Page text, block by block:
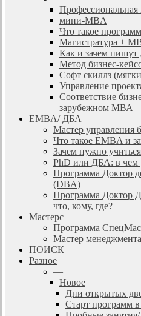
Профессиональная
мини-MBA
Что такое
Магистратура +
Как и зачем
Метод бизнес-
Софт скиллз
Управление
Соответствие
зарубежном МВА
EMBA/ ДБA
Мастер управления
Что такое EMBA и
Зачем нужно
PhD или ДБА: в чем
Программа Доктор
(DBА)
Программа Доктор
что, кому, где?
Мастерс
Программа
Мастер
ПОИСК
Разное
—
Новое
Дни открытых
Старт программ в